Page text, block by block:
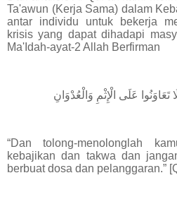
Ta'awun (Kerja Sama) dalam
antar individu untuk bekerja
krisis yang dapat dihadapi
Ma'Idah-ayat-2 Allah Berfirman
تَعَاوَنُوا عَلَى الْإِثْمِ وَالْعُدْوَانِ
“Dan tolong-menolonglah
kebajikan dan takwa dan
berbuat dosa dan pelanggaran.”